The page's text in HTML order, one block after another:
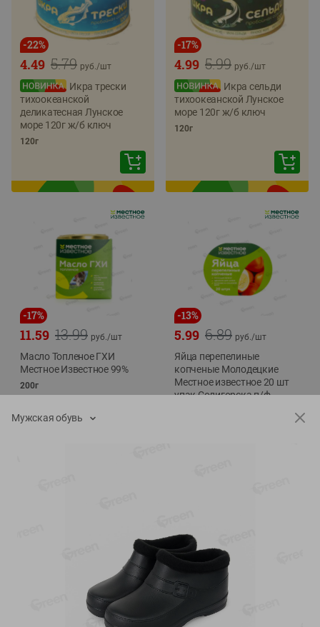
-22%
5.79
4.49 руб./шт
Икра трески
тихоокеанской
деликатесная Лунское
море 120г ж/б ключ
120г
-17%
5.99
4.99 руб./шт
Икра сельди
тихоокеанской Лунское
море 120г ж/б ключ
120г
-17%
13.99
11.59 руб./шт
Масло Топленое ГХИ
Местное Известное 99%
200г
-13%
6.89
5.99 руб./шт
Яйца перепелиные
копченые Молодецкие
Местное известное 20 шт
упак Солигорска п/ф
Специально для вас
Мужская обувь